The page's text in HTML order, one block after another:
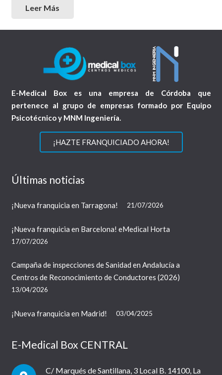
Leer Más
E-Medical Box es una empresa de Córdoba que
pertenece al grupo de empresas formado por Equipo
Psicotécnico y MNM Ingeniería.
¡HAZTE FRANQUICIADO AHORA!
Últimas noticias
¡Nueva franquicia en Tarragona! 21/07/2026
¡Nueva franquicia en Barcelona! eMedical Horta
17/07/2026
Campaña de inspecciones de Sanidad en Andalucía a
Centros de Reconocimiento de Conductores (2026)
13/04/2026
¡Nueva franquicia en Madrid! 03/04/2025
E-Medical Box CENTRAL
C/ Marqués de Santillana, 3 Local B. 14100, La